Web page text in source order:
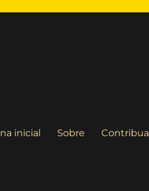
inicial Sobre Contribua